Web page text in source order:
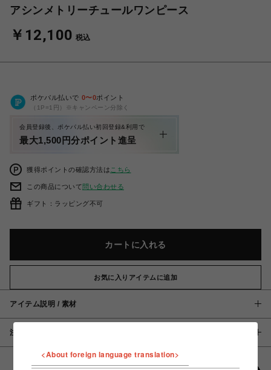
アシンメトリーチュールワンピース
￥12,100 税込
ポケパル払いで 0〜0ポイント
（1P=1円）※キャンペーン分除く
会員登録後、ポケパル払い初回登録&利用で
最大1,500円分ポイント進呈
獲得ポイントの確認方法は こちら
この商品について問い合わせる
ギフト：ラッピング不可
カートに入れる
お気に入りアイテムに追加
アイテム説明 / 素材
注意事項
<About foreign language translation>